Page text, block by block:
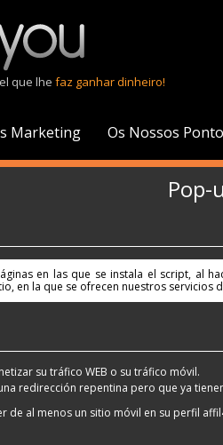
que lhe faz ganhar dinheiro!
Marketing Os Nossos
Pop-
en las que se instala el script, al
en la que se ofrecen nuestros servicios
su tráfico WEB o su tráfico móvil.
redirección repentina pero que ya
de al menos un sitio móvil en su perfil